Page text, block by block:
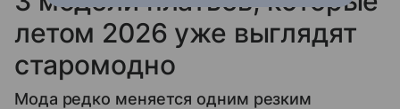
летом 2026 уже выглядят
старомодно
Мода редко меняется одним резким